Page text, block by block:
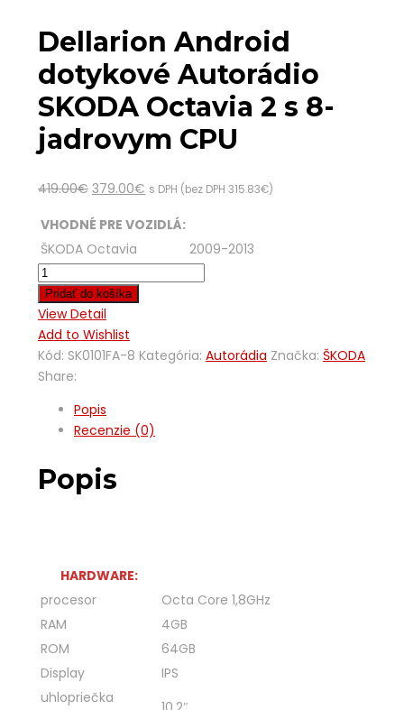
Dellarion Android
dotykové Autorádio
SKODA Octavia 2 s 8-
jadrovym CPU
419.00€ 379.00€ s DPH (bez DPH 315.83€)
VHODNÉ PRE VOZIDLÁ:
ŠKODA Octavia
2009-2013
Pridať do košíka
View Detail
Add to Wishlist
Kód: SK0101FA-8 Kategória: Autorádia Značka: ŠKODA
Share:
Popis
Recenzie (0)
Popis
HARDWARE:
procesor
Octa Core 1,8GHz
RAM
4GB
ROM
64GB
Display
IPS
uhlopriečka